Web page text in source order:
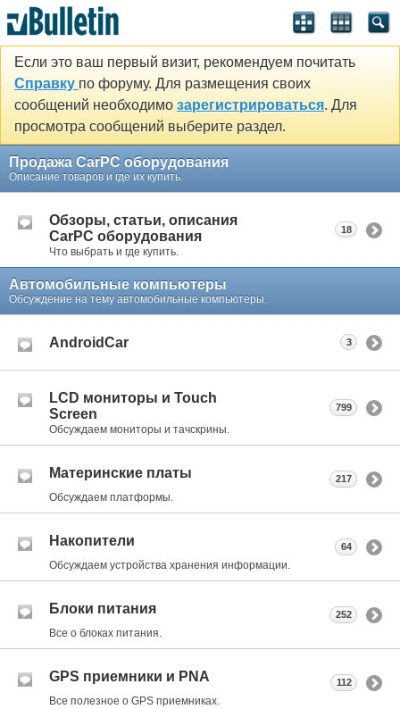
Если это ваш первый визит, рекомендуем почитать
Справку по форуму. Для размещения своих
сообщений необходимо зарегистрироваться. Для
просмотра сообщений выберите раздел.
Продажа CarPC оборудования
Описание товаров и где их купить.
Обзоры, статьи, описания
CarPC оборудования
Что выбрать и где купить.
18
Автомобильные компьютеры
Обсуждение на тему автомобильные компьютеры.
AndroidCar 3
LCD мониторы и Touch
Screen
Обсуждаем мониторы и тачскрины.
799
Материнские платы
Обсуждаем платформы.
217
Накопители
Обсуждаем устройства хранения информации.
64
Блоки питания
Все о блоках питания.
252
GPS приемники и PNA
Все полезное о GPS приемниках.
112